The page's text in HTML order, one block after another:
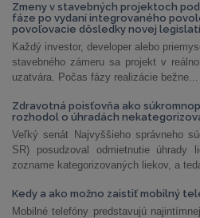
Zmeny v stavebných projektoch
fáze po vydaní integrovaného
povoľovacie dôsledky novej
Každý investor, developer alebo
stavebného zámeru sa projekt v
uzatvára. Počas fázy realizácie bežne...
Zdravotná poisťovňa ako
rozhodol o úhradách
Veľký senát Najvyššieho správneho
SR) posudzoval odmietnutie úhrady
zozname kategorizovaných liekov, a
Kedy a ako možno zaistiť mobilný
Mobilné telefóny predstavujú